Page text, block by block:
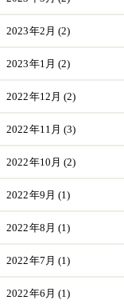
2023年2月 (2)
2023年1月 (2)
2022年12月 (2)
2022年11月 (3)
2022年10月 (2)
2022年9月 (1)
2022年8月 (1)
2022年7月 (1)
2022年6月 (1)